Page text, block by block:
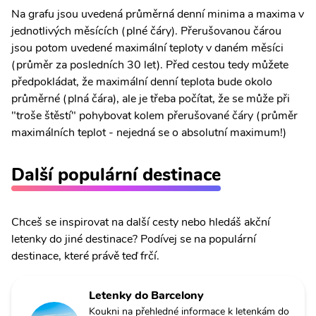
Na grafu jsou uvedená průměrná denní minima a maxima v
jednotlivých měsících (plné čáry). Přerušovanou čárou
jsou potom uvedené maximální teploty v daném měsíci
(průměr za posledních 30 let). Před cestou tedy můžete
předpokládat, že maximální denní teplota bude okolo
průměrné (plná čára), ale je třeba počítat, že se může při
"troše štěstí" pohybovat kolem přerušované čáry (průměr
maximálních teplot - nejedná se o absolutní maximum!)
Další populární destinace
Chceš se inspirovat na další cesty nebo hledáš akční
letenky do jiné destinace? Podívej se na populární
destinace, které právě teď frčí.
Letenky do Barcelony
Koukni na přehledné informace k letenkám do